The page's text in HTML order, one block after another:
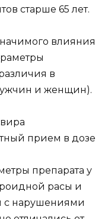
старше 65 лет.
влияния
в
и женщин).
прием в дозе
препарата у
расы и
с нарушениями